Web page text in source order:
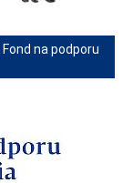
na podporu